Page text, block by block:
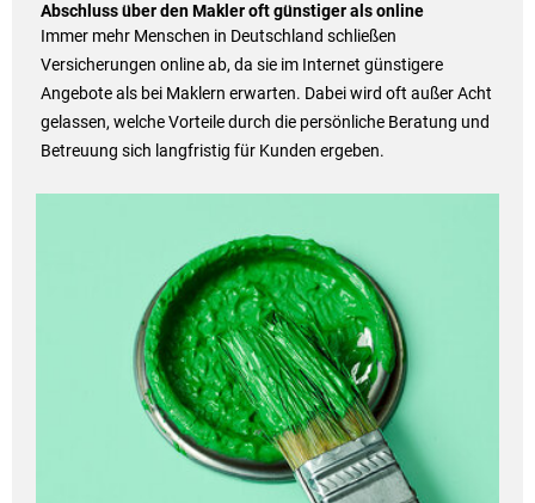
Abschluss über den Makler oft günstiger als online
Immer mehr Menschen in Deutschland schließen
Versicherungen online ab, da sie im Internet günstigere
Angebote als bei Maklern erwarten. Dabei wird oft außer Acht
gelassen, welche Vorteile durch die persönliche Beratung und
Betreuung sich langfristig für Kunden ergeben.